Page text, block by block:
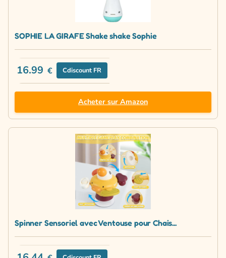
SOPHIE LA GIRAFE Shake shake Sophie
16.99 € Cdiscount FR
Acheter sur Amazon
Spinner Sensoriel avec Ventouse pour Chais...